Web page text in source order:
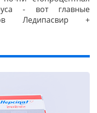
- вот главные
Ледипасвир +